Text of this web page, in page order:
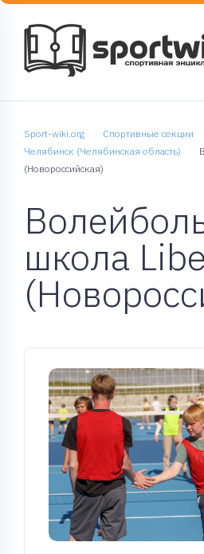
Sport-wiki.org
Спортивные секции
Челябинск (Челябинская область)
(Новороссийская)
школа